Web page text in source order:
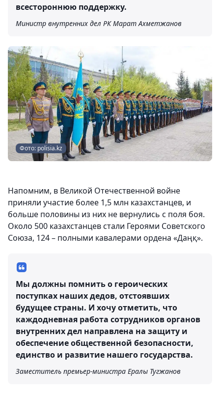
всестороннюю поддержку.
Министр внутренних дел РК Марат Ахметжанов
Фото: polisia.kz
Напомним, в Великой Отечественной войне
приняли участие более 1,5 млн казахстанцев, и
больше половины из них не вернулись с поля боя.
Около 500 казахстанцев стали Героями Советского
Союза, 124 – полными кавалерами ордена «Даңқ».
Мы должны помнить о героических
поступках наших дедов, отстоявших
будущее страны. И хочу отметить, что
каждодневная работа сотрудников органов
внутренних дел направлена на защиту и
обеспечение общественной безопасности,
единство и развитие нашего государства.
Заместитель премьер-министра Ералы Тугжанов